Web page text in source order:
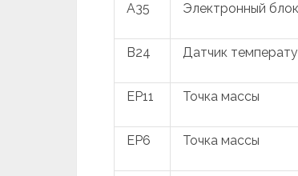
A35 Электронный
B24 Датчик
EP11 Точка массы
EP6 Точка массы